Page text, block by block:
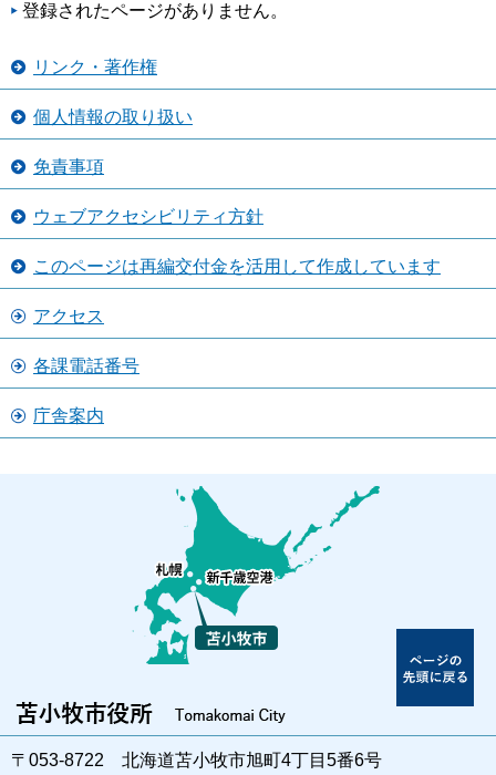
登録されたページがありません。
リンク・著作権
個人情報の取り扱い
免責事項
ウェブアクセシビリティ方針
このページは再編交付金を活用して作成しています
アクセス
各課電話番号
庁舎案内
〒053-8722 北海道苫小牧市旭町4丁目5番6号